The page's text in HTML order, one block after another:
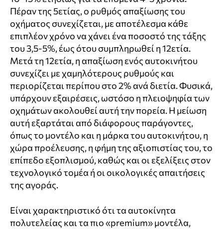
Πέραν της 5ετίας, ο ρυθμός απαξίωσης του
οχήματος συνεχίζεται, με αποτέλεσμα κάθε
επιπλέον χρόνο να χάνει ένα ποσοστό της τάξης
του 3,5-5%, έως ότου συμπληρωθεί η 12ετία.
Μετά τη 12ετία, η απαξίωση ενός αυτοκινήτου
συνεχίζει με χαμηλότερους ρυθμούς και
περιορίζεται περίπου στο 2% ανά διετία. Φυσικά,
υπάρχουν εξαιρέσεις, ωστόσο η πλειοψηφία των
οχημάτων ακολουθεί αυτή την πορεία. Η μείωση
αυτή εξαρτάται από διάφορους παράγοντες,
όπως το μοντέλο και η μάρκα του αυτοκινήτου, η
χώρα προέλευσης, η φήμη της αξιοπιστίας του, το
επίπεδο εξοπλισμού, καθώς και οι εξελίξεις στον
τεχνολογικό τομέα ή οι οικολογικές απαιτήσεις
της αγοράς.
Είναι χαρακτηριστικό ότι τα αυτοκίνητα
πολυτελείας και τα πιο «premium» μοντέλα,